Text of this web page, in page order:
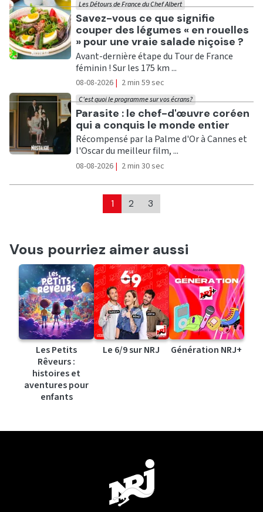
Ecouter
Savez-vous ce que signifie
couper des légumes « en rouelles
» pour une vraie salade niçoise ?
Les Détours de France du Chef Albert
Avant-dernière étape du Tour de France
féminin ! Sur les 175 km ...
08-08-2026 | 2 min 59 sec
Ecouter
Parasite : le chef-d'œuvre coréen
qui a conquis le monde entier
C'est quoi le programme sur vos écrans?
Récompensé par la Palme d'Or à Cannes et
l'Oscar du meilleur film, ...
08-08-2026 | 2 min 30 sec
1 2 3
Vous pourriez aimer aussi
Les Petits
Rêveurs :
histoires et
aventures pour
enfants
Le 6/9 sur NRJ Génération NRJ+